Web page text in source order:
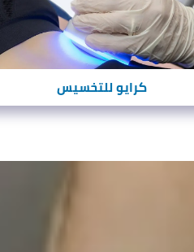
كرايو للتخسيس